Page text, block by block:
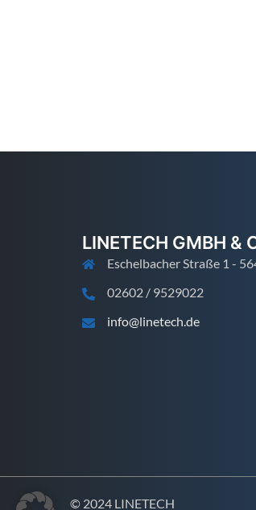
LINETECH GMBH &
Eschelbacher Straße 1 -
02602 / 9529022
info@linetech.de
© 2024 LINETECH